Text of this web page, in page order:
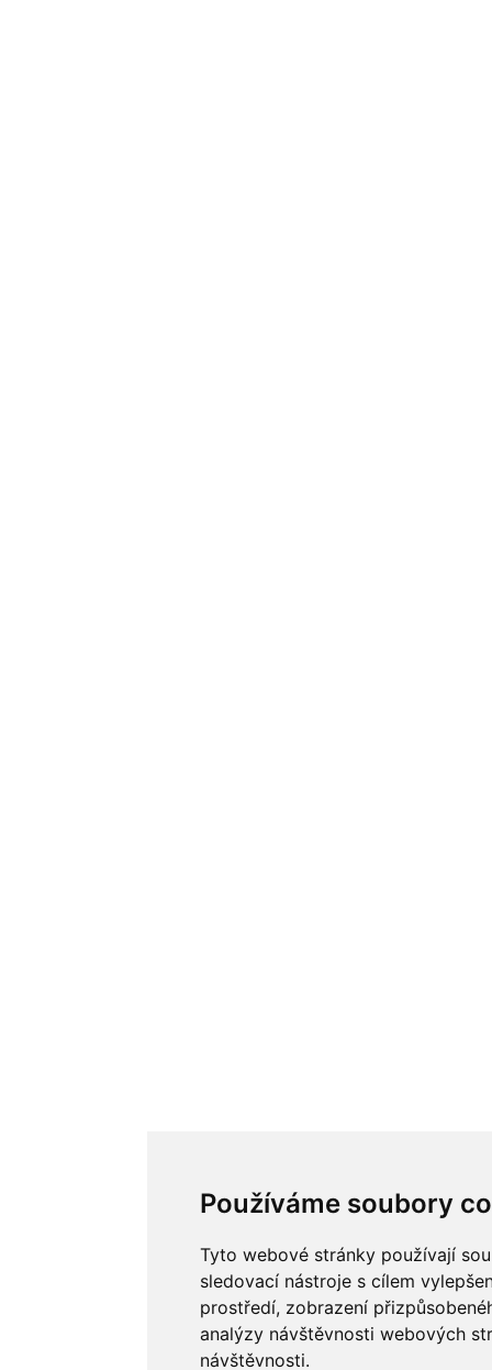
Používáme soubory
Tyto webové stránky používají
sledovací nástroje s cílem
prostředí, zobrazení
analýzy návštěvnosti webových
návštěvnosti.